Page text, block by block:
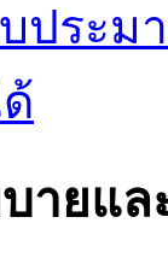
บประม
ายแ